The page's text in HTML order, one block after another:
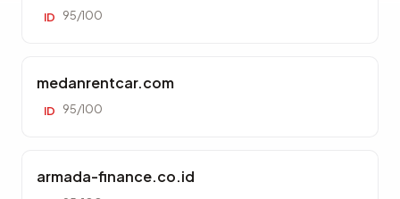
ID 95/100
medanrentcar.com
ID 95/100
armada-finance.co.id